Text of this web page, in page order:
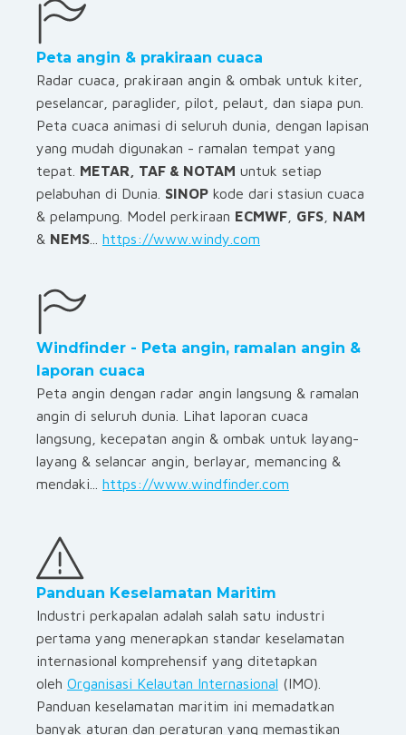
Peta angin & prakiraan cuaca
Radar cuaca, prakiraan angin & ombak untuk kiter,
peselancar, paraglider, pilot, pelaut, dan siapa pun.
Peta cuaca animasi di seluruh dunia, dengan lapisan
yang mudah digunakan - ramalan tempat yang
tepat. METAR, TAF & NOTAM untuk setiap
pelabuhan di Dunia. SINOP kode dari stasiun cuaca
& pelampung. Model perkiraan ECMWF GFS
NAM
& NEMS https://www.windy.com
Windfinder - Peta angin, ramalan angin &
laporan cuaca
Peta angin dengan radar angin langsung & ramalan
angin di seluruh dunia. Lihat laporan cuaca
langsung, kecepatan angin & ombak untuk layang-
layang & selancar angin, berlayar, memancing &
mendaki... https://www.windfinder.com
Panduan Keselamatan Maritim
Industri perkapalan adalah salah satu industri
pertama yang menerapkan standar keselamatan
internasional komprehensif yang ditetapkan
oleh Organisasi Kelautan Internasional (IMO).
Panduan keselamatan maritim ini memadatkan
banyak aturan dan peraturan yang memastikan